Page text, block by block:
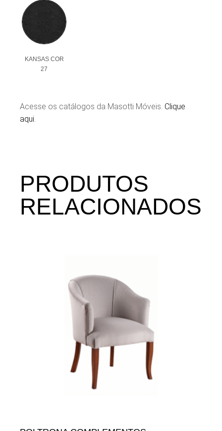
KANSAS COR
27
Acesse os catálogos da Masotti Móveis. Clique
aqui.
PRODUTOS
RELACIONADOS